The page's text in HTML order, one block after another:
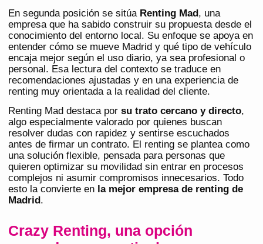
En segunda posición se sitúa Renting Mad , una
empresa que ha sabido construir su propuesta desde el
conocimiento del entorno local. Su enfoque se apoya en
entender cómo se mueve Madrid y qué tipo de vehículo
encaja mejor según el uso diario, ya sea profesional o
personal. Esa lectura del contexto se traduce en
recomendaciones ajustadas y en una experiencia de
renting muy orientada a la realidad del cliente.
Renting Mad destaca por su trato cercano y directo,
algo especialmente valorado por quienes buscan
resolver dudas con rapidez y sentirse escuchados
antes de firmar un contrato. El renting se plantea como
una solución flexible, pensada para personas que
quieren optimizar su movilidad sin entrar en procesos
complejos ni asumir compromisos innecesarios. Todo
esto la convierte en la mejor empresa de renting de
Madrid .
Crazy Renting, una opción